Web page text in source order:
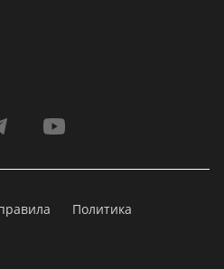
Политика